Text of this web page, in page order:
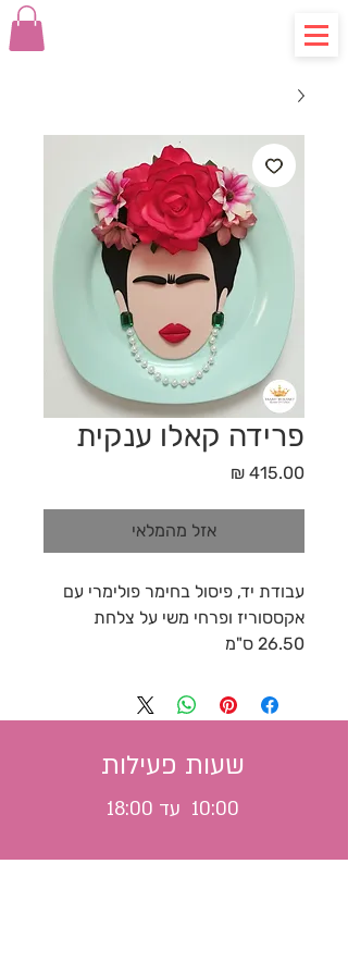
פרידה קאלו ענקית
אזל מהמלאי
עבודת יד, פיסול בחימר פולימרי עם
אקססוריז ופרחי משי על צלחת
26.50 ס"מ
שעות פעילות
10:00 עד 18:00